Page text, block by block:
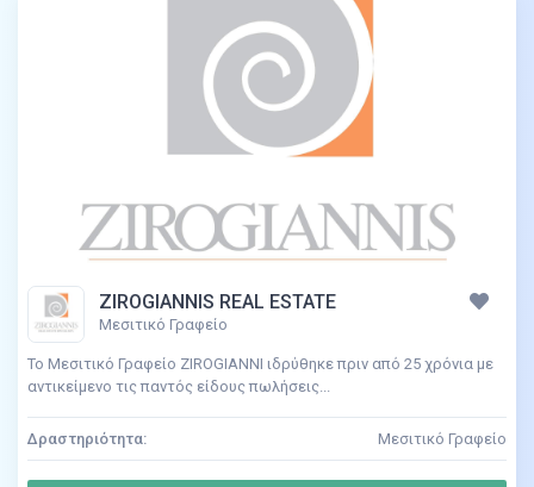
ZIROGIANNIS REAL ESTATE
Μεσιτικό Γραφείο
Το Μεσιτικό Γραφείο ZIROGIANNI ιδρύθηκε πριν από 25 χρόνια με
αντικείμενο τις παντός είδους πωλήσεις...
Δραστηριότητα: Μεσιτικό Γραφείο